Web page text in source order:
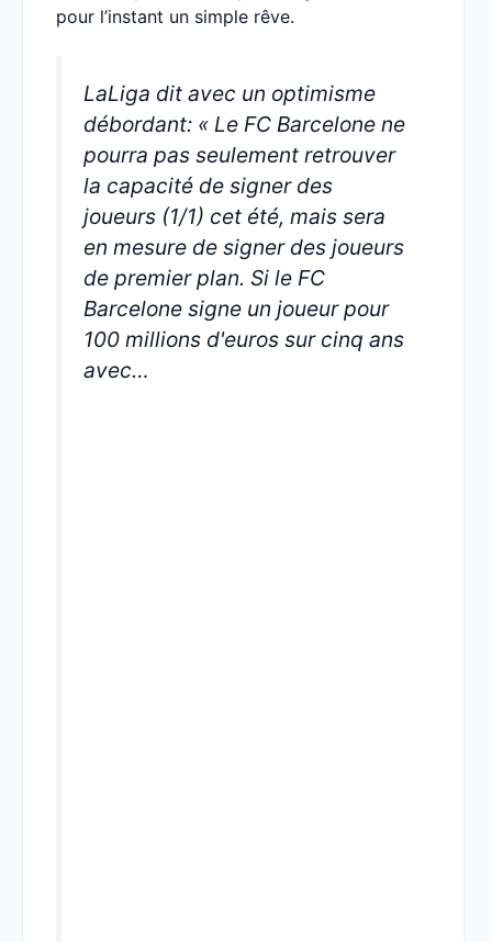
pour l’instant un simple rêve.
LaLiga dit avec un optimisme
débordant: « Le FC Barcelone ne
pourra pas seulement retrouver
la capacité de signer des
joueurs (1/1) cet été, mais sera
en mesure de signer des joueurs
de premier plan. Si le FC
Barcelone signe un joueur pour
100 millions d'euros sur cinq ans
avec…